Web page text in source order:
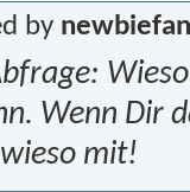
by newbiefan
Wenn Dir
mit!